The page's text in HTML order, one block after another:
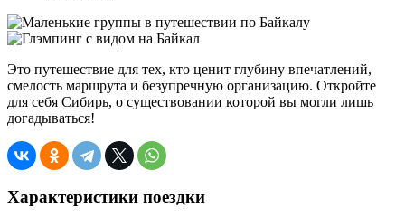
Это путешествие для тех, кто ценит глубину впечатлений,
смелость маршрута и безупречную организацию. Откройте
для себя Сибирь, о существовании которой вы могли лишь
догадываться!
Характеристики поездки